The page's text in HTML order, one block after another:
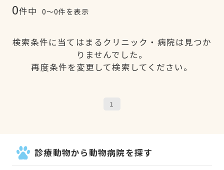
0件中 0〜0件を表示
検索条件に当てはまるクリニック・病院は見つか
りませんでした。
再度条件を変更して検索してください。
1
診療動物から動物病院を探す